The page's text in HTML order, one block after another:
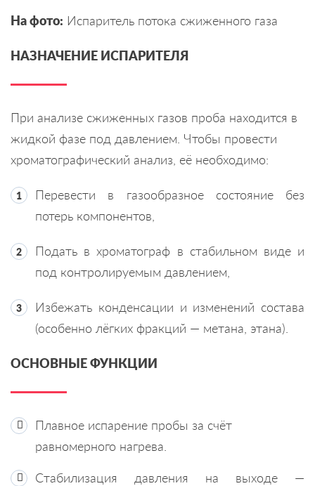
На фото: Испаритель потока сжиженного газа
НАЗНАЧЕНИЕ ИСПАРИТЕЛЯ
При анализе сжиженных газов проба находится в
жидкой фазе под давлением. Чтобы провести
хроматографический анализ, её необходимо:
Перевести в газообразное состояние без
потерь компонентов,
Подать в хроматограф в стабильном виде и
под контролируемым давлением,
Избежать конденсации и изменений состава
(особенно лёгких фракций — метана, этана).
ОСНОВНЫЕ ФУНКЦИИ
Плавное испарение пробы за счёт
равномерного нагрева.
Стабилизация давления на выходе —